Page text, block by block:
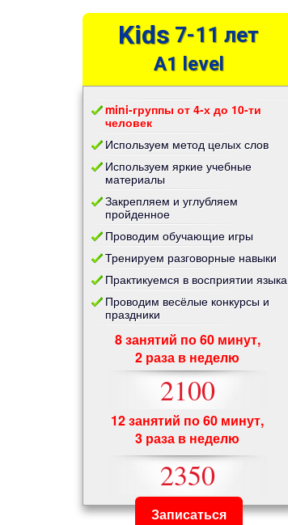
Kids 7-11 лет
A1 level
mini-группы от 4-х до 10-ти
человек
Используем метод целых слов
Используем яркие учебные
материалы
Закрепляем и углубляем
пройденное
Проводим обучающие игры
Тренируем разговорные навыки
Практикуемся в восприятии языка
Проводим весёлые конкурсы и
праздники
8 занятий по 60 минут,
2 раза в неделю
2100
12 занятий по 60 минут,
3 раза в неделю
2350
Записаться